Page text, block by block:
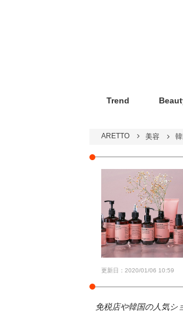
Trend
ARETTO 美容
更新日：2020/01/06 10:59
免税店や韓国の人気シ